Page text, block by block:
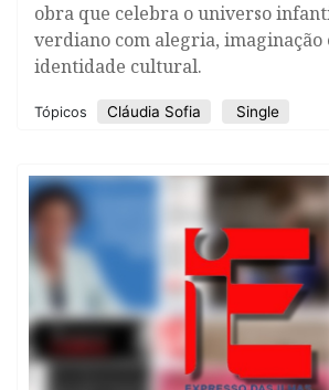
obra que celebra o universo
verdiano com alegria, imaginação
identidade cultural.
Tópicos ​Cláudia Sofia Single